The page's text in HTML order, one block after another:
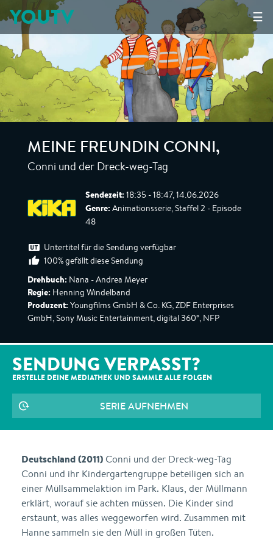
☰
YOUTV
MEINE FREUNDIN CONNI,
Conni und der Dreck-weg-Tag
Sendezeit: 18:35 - 18:47, 14.06.2026
Genre: Animationsserie, Staffel 2 - Episode
48
Untertitel für die Sendung verfügbar
100% gefällt diese Sendung
Drehbuch: Nana - Andrea Meyer
Regie: Henning Windelband
Produzent: Youngfilms GmbH & Co. KG, ZDF Enterprises
GmbH, Sony Music Entertainment, digital 360°, NFP
SENDUNG VERPASST?
ERSTELLE DEINE MEDIATHEK UND SAMMLE ALLE FOLGEN
SERIE AUFNEHMEN
Deutschland (2011)Conni und der Dreck-weg-Tag
Conni und ihr Kindergartengruppe beteiligen sich an
einer Müllsammelaktion im Park. Klaus, der Müllmann
erklärt, worauf sie achten müssen. Die Kinder sind
erstaunt, was alles weggeworfen wird. Zusammen mit
Hanne sammeln sie den Müll in großen Tüten.